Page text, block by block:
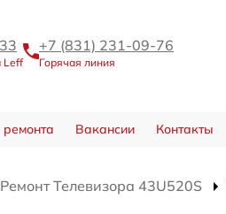
Leff
+7 (831) 231-09-76
Горячая линия
Вакансии Контакты
Ремонт Телевизора 43U520S